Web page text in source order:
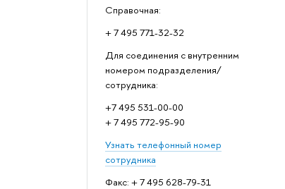
Справочная:
+ 7 495 771-32-32
Для соединения с внутренним
номером подразделения/
сотрудника:
+7 495 531-00-00
+ 7 495 772-95-90
Узнать телефонный номер
сотрудника
Факс: + 7 495 628-79-31